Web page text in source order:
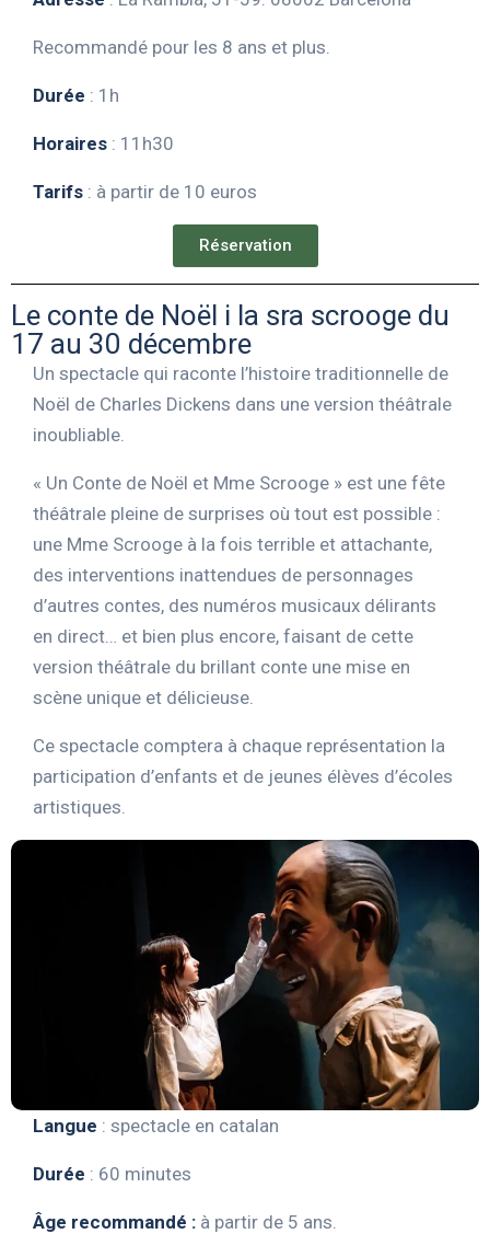
Recommandé pour les 8 ans et plus.
Durée : 1h
Horaires : 11h30
Tarifs : à partir de 10 euros
Réservation
Le conte de Noël i la sra scrooge du
17 au 30 décembre
Un spectacle qui raconte l’histoire traditionnelle de
Noël de Charles Dickens dans une version théâtrale
inoubliable.
« Un Conte de Noël et Mme Scrooge » est une fête
théâtrale pleine de surprises où tout est possible :
une Mme Scrooge à la fois terrible et attachante,
des interventions inattendues de personnages
d’autres contes, des numéros musicaux délirants
en direct… et bien plus encore, faisant de cette
version théâtrale du brillant conte une mise en
scène unique et délicieuse.
Ce spectacle comptera à chaque représentation la
participation d’enfants et de jeunes élèves d’écoles
artistiques.
Langue : spectacle en catalan
Durée : 60 minutes
Âge recommandé : à partir de 5 ans.